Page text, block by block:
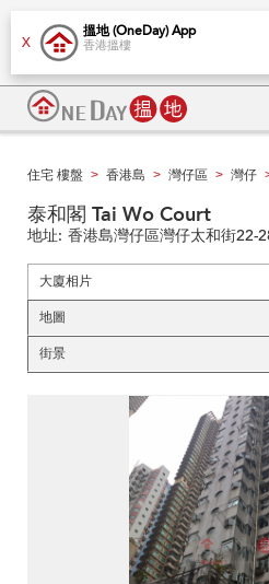
X
搵地 (OneDay) App
香港搵樓
住宅 樓盤 > 香港島 > 灣仔區 > 灣仔
泰和閣 Tai Wo Court
地址: 香港島灣仔區灣仔太和街22-
大廈相片
地圖
街景